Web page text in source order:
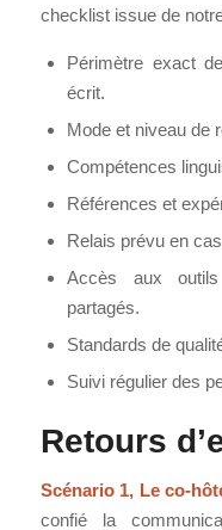
checklist issue de
Périmètre exact
écrit.
Mode et niveau de
Compétences
Références et
Relais prévu en
Accès aux
partagés.
Standards de
Suivi régulier des
Retours
Scénario 1, Le co-
confié la